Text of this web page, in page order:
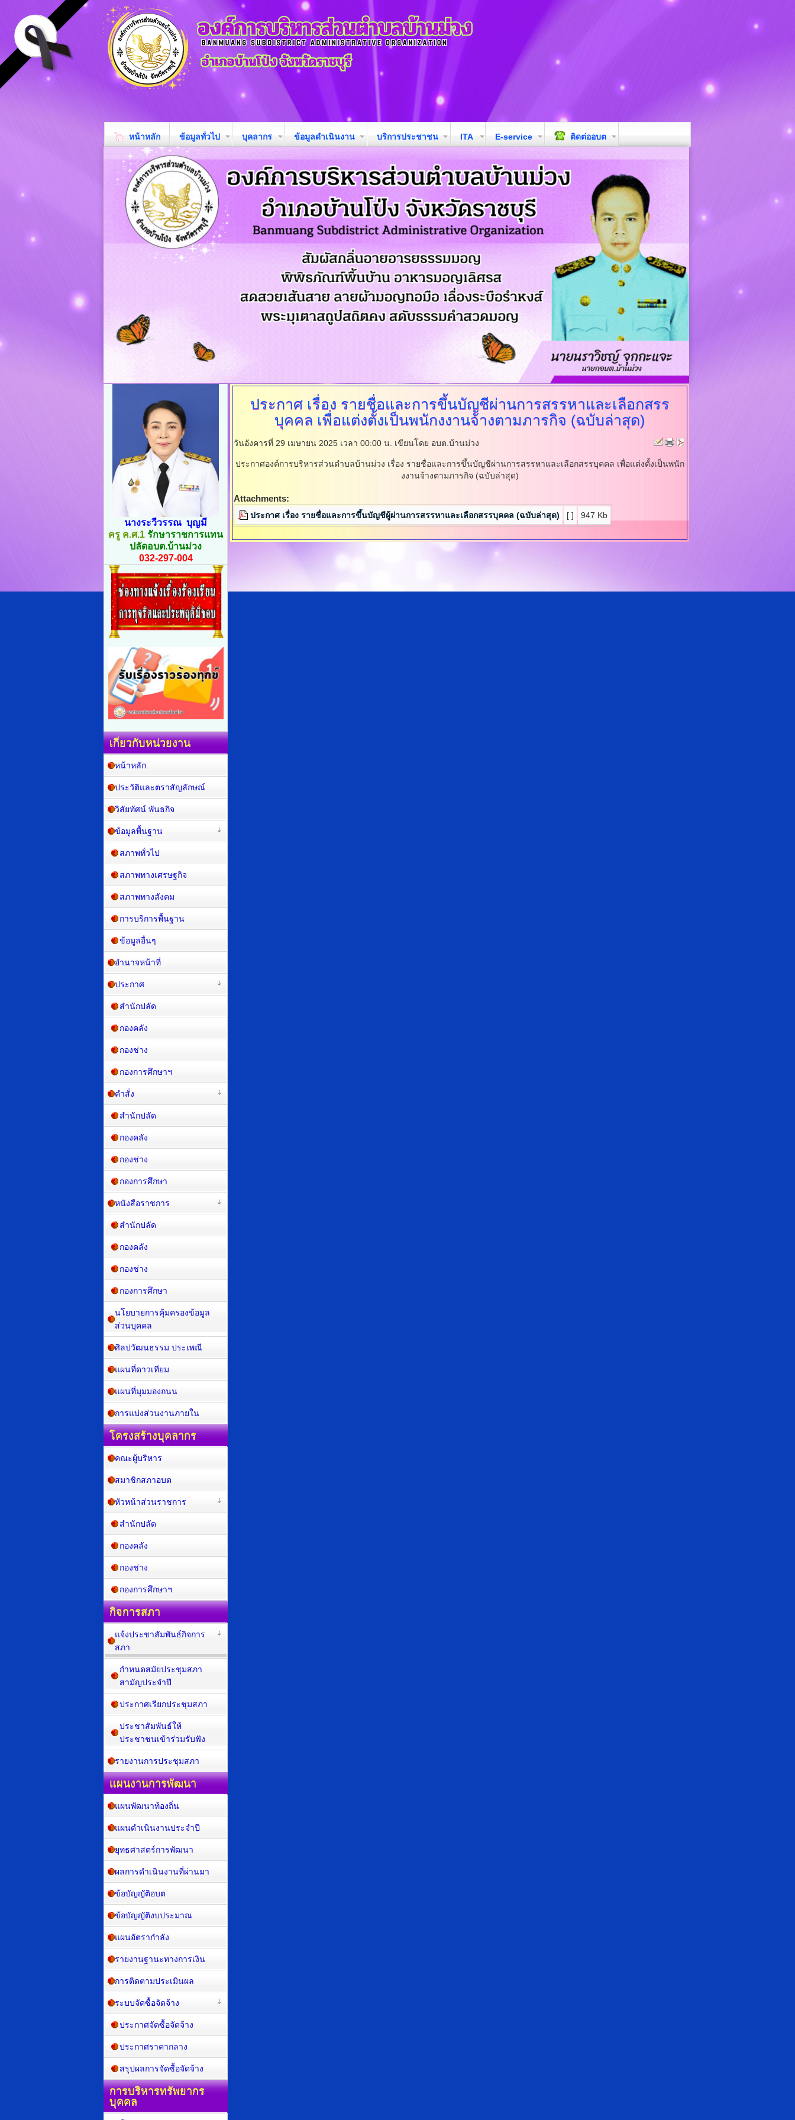
หน้าหลัก ข้อมูลทั่วไป บุคลากร ข้อมูลดำเนินงาน บริการประชาชน ITA E-service ติดต่ออบต
ประกาศเรื่อง รายชื่อและการขึ้นบัญชีผ่านการสรรหาและเลือกสรร
บุคคล เพื่อแต่งตั้งเป็นพนักงงานจ้างตามภารกิจ (ฉบับล่าสุด)
วันอังคารที่ 29 เมษายน 2025 เวลา 00:00 น. เขียนโดย อบต.บ้านม่วง
ประกาศองค์การบริหารส่วนตำบลบ้านม่วง เรื่อง รายชื่อและการขึ้นบัญชีผ่านการสรรหาและเลือกสรรบุคคล เพื่อแต่งตั้งเป็นพนัก
งงานจ้างตามภารกิจ (ฉบับล่าสุด)
Attachments:
ประกาศ เรื่อง รายชื่อและการขึ้นบัญชีผู้ผ่านการสรรหาและเลือกสรรบุคคล (ฉบับล่าสุด) [ ] 947 Kb
นางระวีวรรณ บุญมี
ครู ค.ศ.1 รักษาราชการแทน
ปลัดอบต.บ้านม่วง
032-297-004
เกี่ยวกับหน่วยงาน
หน้าหลัก
ประวัติและตราสัญลักษณ์
วิสัยทัศน์ พันธกิจ
ข้อมูลพื้นฐาน
สภาพทั่วไป
สภาพทางเศรษฐกิจ
สภาพทางสังคม
การบริการพื้นฐาน
ข้อมูลอื่นๆ
อำนาจหน้าที่
ประกาศ
สำนักปลัด
กองคลัง
กองช่าง
กองการศึกษาฯ
คำสั่ง
สำนักปลัด
กองคลัง
กองช่าง
กองการศึกษา
หนังสือราชการ
สำนักปลัด
กองคลัง
กองช่าง
กองการศึกษา
นโยบายการคุ้มครองข้อมูล
ส่วนบุคคล
ศิลปวัฒนธรรม ประเพณี
แผนที่ดาวเทียม
แผนที่มุมมองถนน
การแบ่งส่วนงานภายใน
โครงสร้างบุคลากร
คณะผู้บริหาร
สมาชิกสภาอบต
หัวหน้าส่วนราชการ
สำนักปลัด
กองคลัง
กองช่าง
กองการศึกษาฯ
กิจการสภา
แจ้งประชาสัมพันธ์กิจการ
สภา
กำหนดสมัยประชุมสภา
สามัญประจำปี
ประกาศเรียกประชุมสภา
ประชาสัมพันธ์ให้
ประชาชนเข้าร่วมรับฟัง
รายงานการประชุมสภา
แผนงานการพัฒนา
แผนพัฒนาท้องถิ่น
แผนดำเนินงานประจำปี
ยุทธศาสตร์การพัฒนา
ผลการดำเนินงานที่ผ่านมา
ข้อบัญญัติอบต
ข้อบัญญัติงบประมาณ
แผนอัตรากำลัง
รายงานฐานะทางการเงิน
การติดตามประเมินผล
ระบบจัดซื้อจัดจ้าง
ประกาศจัดซื้อจัดจ้าง
ประกาศราคากลาง
สรุปผลการจัดซื้อจัดจ้าง
การบริหารทรัพยากร
บุคคล